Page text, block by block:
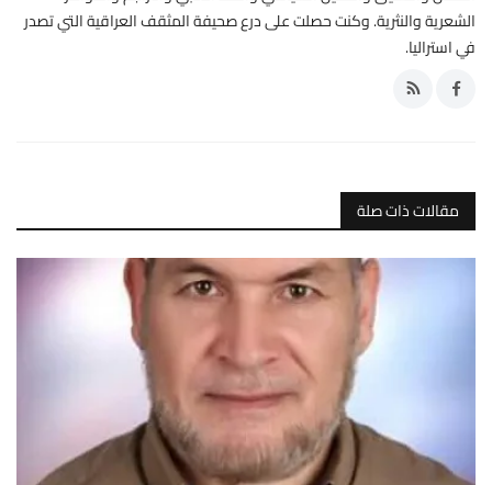
الشعرية والنثرية. وكنت حصلت على درع صحيفة المثقف العراقية التي تصدر
في استراليا.
مقالات ذات صلة